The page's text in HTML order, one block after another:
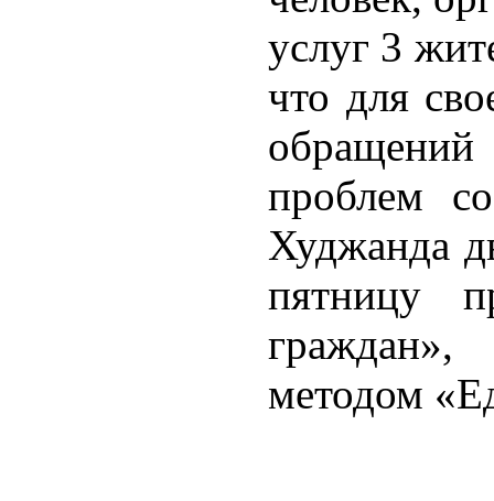
услуг 3
что для
проблем
Худжанда
пятницу
методом